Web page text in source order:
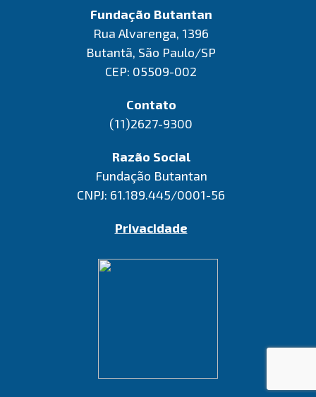
Fundação Butantan
Rua Alvarenga, 1396
Butantã, São Paulo/SP
CEP: 05509-002
Contato
(11)2627-9300
Razão Social
Fundação Butantan
CNPJ: 61.189.445/0001-56
Privacidade